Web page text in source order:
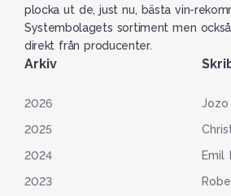
plocka ut de, just nu, bästa vin-
Systembolagets sortiment men
direkt från producenter.
Arkiv
2026
2025
2024
2023
Jozo
Emil